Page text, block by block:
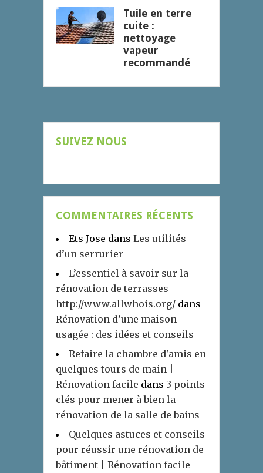
Tuile en terre
cuite :
nettoyage
vapeur
recommandé
SUIVEZ NOUS
COMMENTAIRES RÉCENTS
Ets Jose dans Les utilités
d’un serrurier
L’essentiel à savoir sur la
rénovation de terrasses
http://www.allwhois.org/ dans
Rénovation d’une maison
usagée : des idées et conseils
Refaire la chambre d'amis en
quelques tours de main |
Rénovation facile dans 3 points
clés pour mener à bien la
rénovation de la salle de bains
Quelques astuces et conseils
pour réussir une rénovation de
bâtiment | Rénovation facile